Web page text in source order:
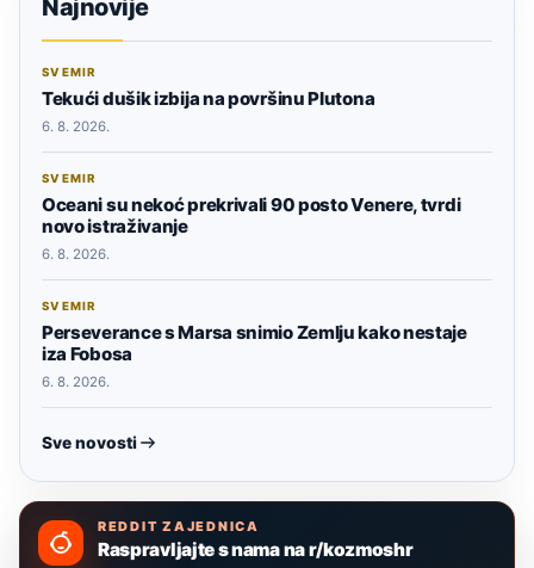
Najnovije
SVEMIR
Tekući dušik izbija na površinu Plutona
6. 8. 2026.
SVEMIR
Oceani su nekoć prekrivali 90 posto Venere, tvrdi
novo istraživanje
6. 8. 2026.
SVEMIR
Perseverance s Marsa snimio Zemlju kako nestaje
iza Fobosa
6. 8. 2026.
Sve novosti
REDDIT ZAJEDNICA
Raspravljajte s nama na r/kozmoshr